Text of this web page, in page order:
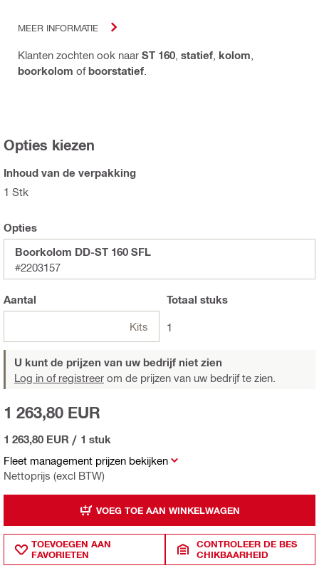
MEER INFORMATIE
Klanten zochten ook naar ST 160 statief kolom
boorkolom ofboorstatief
Opties kiezen
Inhoud van de verpakking
1 Stk
Opties
Boorkolom DD-ST 160 SFL
#2203157
Aantal
Kits
Totaal stuks
1
U kunt de prijzen van uw bedrijf niet zien
Log in of registreer om de prijzen van uw bedrijf te zien.
Fleet management prijzen bekijken
Nettoprijs (excl BTW)
1 263,80 EUR
1 263,80 EUR / 1 stuk
VOEG TOE AAN WINKELWAGEN
TOEVOEGEN AAN
FAVORIETEN
CONTROLEER DE BES
CHIKBAARHEID